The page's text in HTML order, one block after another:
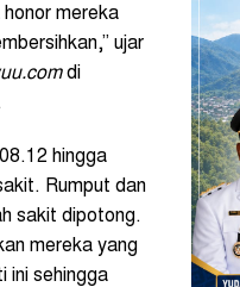
mereka
ujar
di
hingga
Rumput dan
sakit dipotong.
mereka yang
ini sehingga